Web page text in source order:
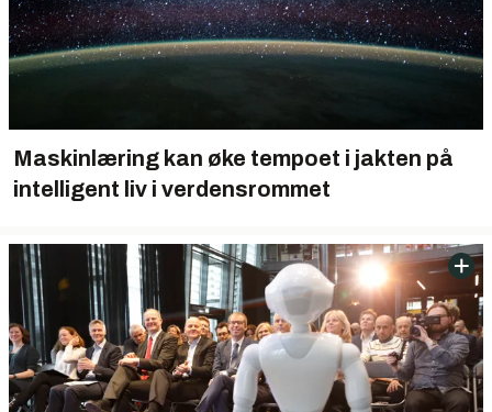
Maskinlæring kan øke tempoet i jakten på
intelligent liv i verdensrommet